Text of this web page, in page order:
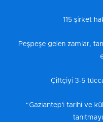
115 şirket
Peşpeşe gelen zamlar,
Çiftçiyi 3-5
“Gaziantep'i tarihi ve